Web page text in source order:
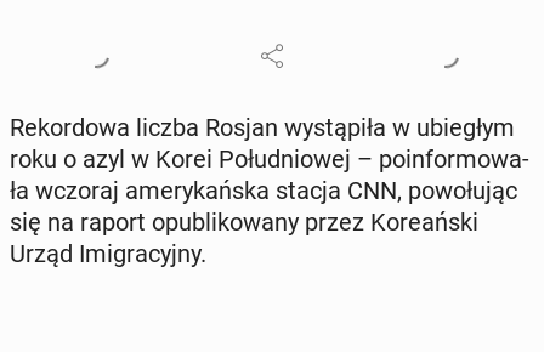
Re­kor­do­wa liczba Rosjan wy­stą­pi­ła w ubie­głym
roku o azyl w Korei Po­łu­dnio­wej – po­in­for­mo­wa­
ła wczoraj ame­ry­kań­ska stacja CNN, po­wo­łu­jąc
się na raport opu­bli­ko­wa­ny przez Ko­re­ań­ski
Urząd Imi­gra­cyj­ny.